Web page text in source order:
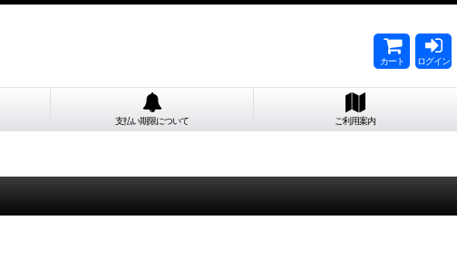
カート ログイン
支払い期限について ご利用案内